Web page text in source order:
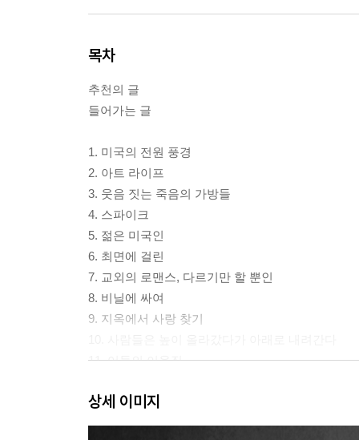
목차
추천의 글
들어가는 글
1. 미국의 전원 풍경
2. 아트 라이프
3. 웃음 짓는 죽음의 가방들
4. 스파이크
5. 젊은 미국인
6. 최면에 걸린
7. 교외의 로맨스, 다르기만 할 뿐인
8. 비닐에 싸여
9. 지옥에서 사랑 찾기
11. 어둠의 이웃집
13. 어떤 것의 한 조각
14. 최고로 행복한 해피엔딩
상세 이미지